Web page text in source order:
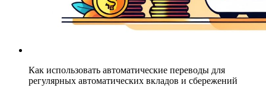
Как использовать автоматические переводы для
регулярных автоматических вкладов и сбережений